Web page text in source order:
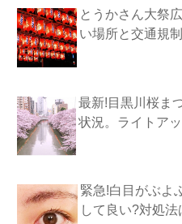
とうかさん大祭
い場所と交通規
最新!目黒川桜ま
状況。ライトア
緊急!白目がぶよ
して良い?対処法